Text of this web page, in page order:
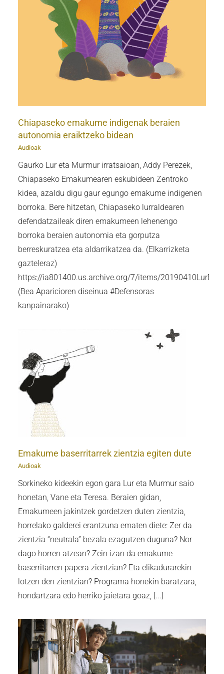
Chiapaseko emakume indigenak beraien
autonomia eraiktzeko bidean
Audioak
Gaurko Lur eta Murmur irratsaioan, Addy Perezek,
Chiapaseko Emakumearen eskubideen Zentroko
kidea, azaldu digu gaur egungo emakume indigenen
borroka. Bere hitzetan, Chiapaseko lurraldearen
defendatzaileak diren emakumeen lehenengo
borroka beraien autonomia eta gorputza
berreskuratzea eta aldarrikatzea da. (Elkarrizketa
gazteleraz)
https://ia801400.us.archive.org/7/items/
(Bea Aparicioren diseinua #Defensoras
kanpainarako)
Emakume baserritarrek zientzia egiten dute
Audioak
Sorkineko kideekin egon gara Lur eta Murmur saio
honetan, Vane eta Teresa. Beraien gidan,
Emakumeen jakintzek gordetzen duten zientzia,
horrelako galderei erantzuna ematen diete: Zer da
zientzia “neutrala” bezala ezagutzen duguna? Nor
dago horren atzean? Zein izan da emakume
baserritarren papera zientzian? Eta elikadurarekin
lotzen den zientzian? Programa honekin baratzara,
hondartzara edo herriko jaietara goaz, [...]